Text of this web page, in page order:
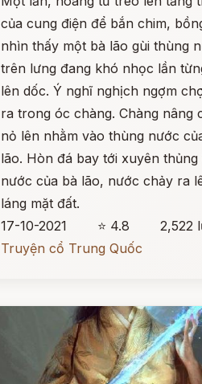
của cung điện để bắn chim,
nhìn thấy một bà lão gùi thùng
trên lưng đang khó nhọc lần
lên dốc. Ý nghĩ nghịch ngợm
ra trong óc chàng. Chàng nâng
nỏ lên nhằm vào thùng nước
lão. Hòn đá bay tới xuyên thủng
nước của bà lão, nước chảy ra
láng mặt đất.
17-10-2021
⭐ 4.8
2,522
Truyện cổ Trung Quốc